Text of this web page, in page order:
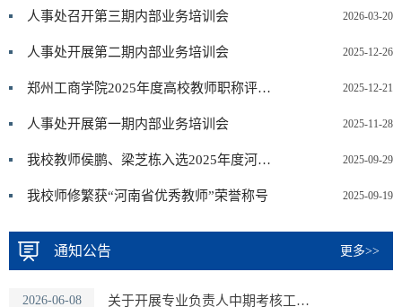
2026-03-20
人事处召开第三期内部业务培训会
2025-12-26
人事处开展第二期内部业务培训会
2025-12-21
郑州工商学院2025年度高校教师职称评审工作圆满完成
2025-11-28
人事处开展第一期内部业务培训会
2025-09-29
我校教师侯鹏、梁芝栋入选2025年度河南省教育厅学术技术带头人
2025-09-19
我校师修繁获“河南省优秀教师”荣誉称号
通知公告 更多>>
2026-06-08 关于开展专业负责人中期考核工作的通知